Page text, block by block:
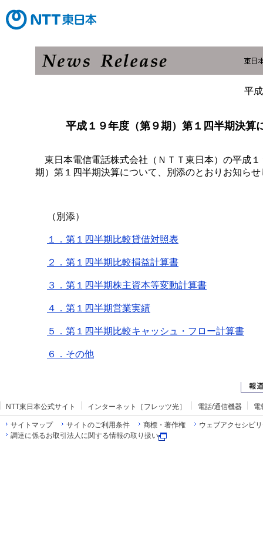
平
平成１９年度（第９期）第１四半期決算
東日本電信電話株式会社（ＮＴＴ東日本）の平成１
期）第１四半期決算について、別添のとおりお知らせ
（別添）
１．第１四半期比較貸借対照表
２．第１四半期比較損益計算書
３．第１四半期株主資本等変動計算書
４．第１四半期営業実績
５．第１四半期比較キャッシュ・フロー計算書
６．その他
NTT東日本公式サイト インターネット［フレッツ光］ 電話/通信機器 電
サイトマップ サイトのご利用条件 商標・著作権
ウェブアクセシビ
調達に係るお取引法人に関する情報の取り扱い